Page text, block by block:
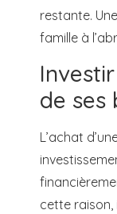
restante.
famille à
de ses
L’achat
cette